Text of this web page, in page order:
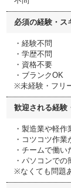
必須の経験・ス
・経験不問
・学歴不問
・資格不要
・ブランクOK
※未経験・フリ
歓迎される経験
・製造業や軽作
・コツコツ作業
・チームで働い
・パソコンで
※なくても問題